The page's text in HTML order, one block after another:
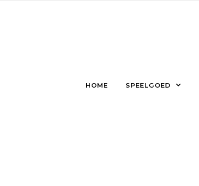
HOME SPEELGOED